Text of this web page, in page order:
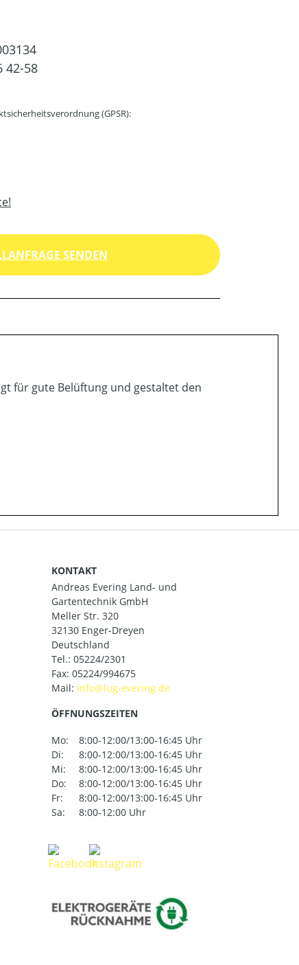
42-58
(GPSR):
SENDEN
für gute Belüftung und gestaltet den
KONTAKT
Andreas Evering Land- und
Gartentechnik GmbH
Meller Str. 320
32130 Enger-Dreyen
Deutschland
Tel.: 05224/2301
Fax: 05224/994675
Mail:
ÖFFNUNGSZEITEN
Mo:
8:00-12:00/13:00-16:45 Uhr
Di:
8:00-12:00/13:00-16:45 Uhr
Mi:
8:00-12:00/13:00-16:45 Uhr
Do:
8:00-12:00/13:00-16:45 Uhr
Fr:
8:00-12:00/13:00-16:45 Uhr
Sa:
8:00-12:00 Uhr